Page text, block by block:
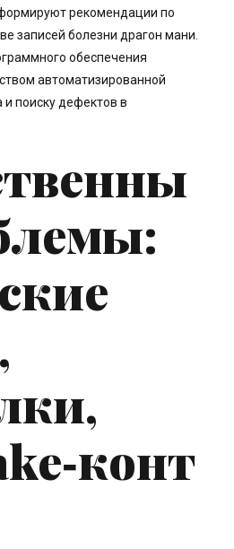
рекомендации по
записей болезни драгон мани.
обеспечения
автоматизированной
поиску дефектов в